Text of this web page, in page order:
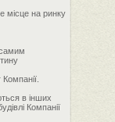
місце на ринку
в інших
Компанії